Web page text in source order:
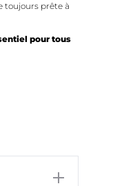
toujours prête à
pour tous